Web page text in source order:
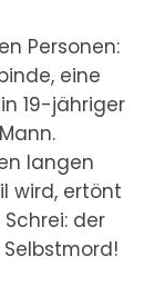
Personen:
eine
19-jähriger
langen
wird, ertönt
der